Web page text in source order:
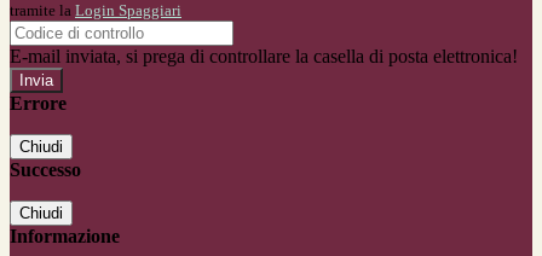
tramite la Login Spaggiari
E-mail inviata, si prega di controllare la casella di posta elettronica!
Errore
Chiudi
Successo
Chiudi
Informazione